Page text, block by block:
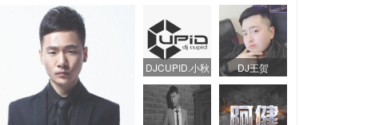
DJCUPID.小秋 DJ王贺